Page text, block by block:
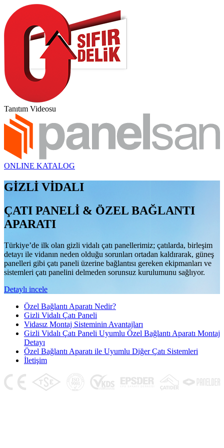
Tanıtım Videosu
ONLINE KATALOG
GİZLİ VİDALI
ÇATI PANELİ & ÖZEL BAĞLANTI
APARATI
Türkiye’de ilk olan gizli vidalı çatı panellerimiz; çatılarda, birleşim
detayı ile vidanın neden olduğu sorunları ortadan kaldırarak, güneş
panelleri gibi çatı paneli üzerine bağlantısı gereken ekipmanları ve
sistemleri çatı panelini delmeden sorunsuz kurulumunu sağlıyor.
Detaylı incele
Özel Bağlantı Aparatı Nedir?
Gizli Vidalı Çatı Paneli
Vidasız Montaj Sisteminin Avantajları
Gizli Vidalı Çatı Paneli Uyumlu Özel Bağlantı Aparatı Montaj
Detayı
Özel Bağlantı Aparatı ile Uyumlu Diğer Çatı Sistemleri
İletişim